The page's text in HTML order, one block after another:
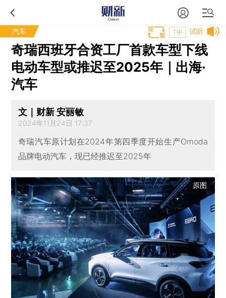
汽车 试听
T中
奇瑞西班牙合资工厂首款车型下线
电动车型或推迟至2025年｜出海·
汽车
文｜财新 安丽敏
2024年11月24日 17:37
奇瑞汽车原计划在2024年第四季度开始生产Omoda
品牌电动汽车，现已经推迟至2025年
原图